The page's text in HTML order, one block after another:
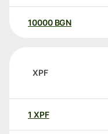
10000 BGN
XPF
1 XPF